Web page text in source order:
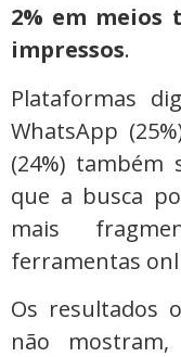
2% em meios
impressos.
Plataformas
WhatsApp
(24%) também
que a busca
mais
ferramentas
Os resultados
não